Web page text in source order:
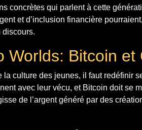
concrètes qui parlent à cette
et d’inclusion financière
discours.
Worlds: Bitcoin
la culture des jeunes, il faut redéfinir
avec leur vécu, et Bitcoin doit se
de l’argent généré par des